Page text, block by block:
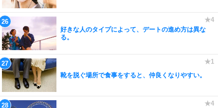
好きな人のタイプによって、デートの進め方は異な
る。
靴を脱ぐ場所で食事をすると、仲良くなりやすい。